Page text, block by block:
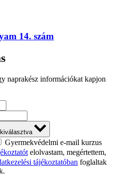
14. szám
naprakész információkat kapjon
Gyermekvédelmi e-mail kurzus
elolvastam, megértettem,
tájékoztatóban foglaltak